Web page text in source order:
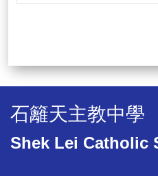
石籬天主教中學
Shek Lei Catholic